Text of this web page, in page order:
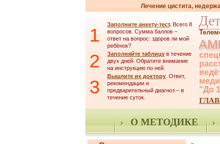
Лечение цистита,
1 Заполните анкету-тест. Всего 8
вопросов. Сумма баллов –
ответ на вопрос: здоров ли мой
ребёнок?
2 Заполняйте таблицу в течение
двух дней. Обратите внимание
на инструкцию по ней.
3 Вышлите их доктору. Ответ,
рекомендации и
предварительный диагноз – в
течение суток.
"До
О МЕТОДИКЕ